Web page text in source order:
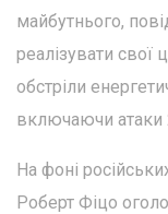
майбутнього,
реалізувати свої
обстріли
включаючи атаки
На фоні
Роберт Фіцо